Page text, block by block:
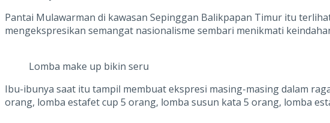
Pantai Mulawarman di kawasan Sepinggan Balikpapan Timur itu
mengekspresikan semangat nasionalisme sembari menikmati
Lomba make up bikin seru
Ibu-ibunya saat itu tampil membuat ekspresi masing-masing dalam
orang, lomba estafet cup 5 orang, lomba susun kata 5 orang, lomba